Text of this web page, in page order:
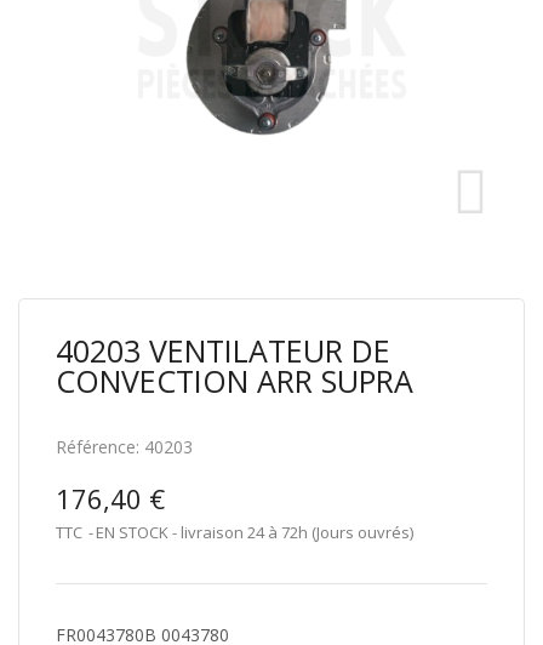
40203 VENTILATEUR DE
CONVECTION ARR SUPRA
Référence: 40203
176,40 €
TTC EN STOCK - livraison 24 à 72h (Jours ouvrés)
FR0043780B 0043780